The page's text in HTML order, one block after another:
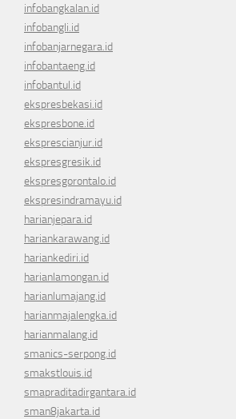
infobangkalan.id
infobangli.id
infobanjarnegara.id
infobantaeng.id
infobantul.id
ekspresbekasi.id
ekspresbone.id
eksprescianjur.id
ekspresgresik.id
ekspresgorontalo.id
ekspresindramayu.id
harianjepara.id
hariankarawang.id
hariankediri.id
harianlamongan.id
harianlumajang.id
harianmajalengka.id
harianmalang.id
smanics-serpong.id
smakstlouis.id
smapraditadirgantara.id
sman8jakarta.id